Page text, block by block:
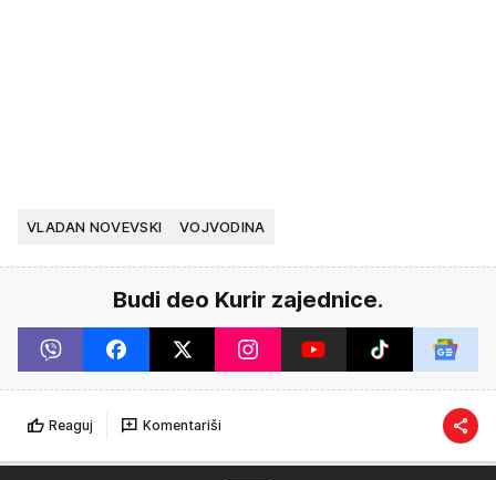
VLADAN NOVEVSKI VOJVODINA
Budi deo Kurir zajednice.
Reaguj Komentariši